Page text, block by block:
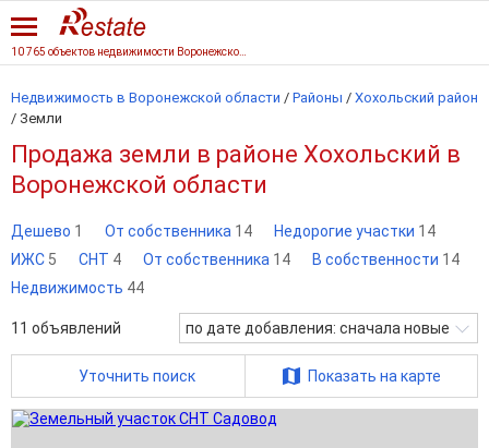
Недвижимость в Воронежской области / Районы / Хохольский район
/ Земли
Продажа земли в районе Хохольский в
Воронежской области
Дешево 1 От собственника 14 Недорогие участки 14
ИЖС 5 СНТ 4 От собственника 14 В собственности 14
Недвижимость 44
11 объявлений по дате добавления: сначала новые
Уточнить поиск Показать на карте